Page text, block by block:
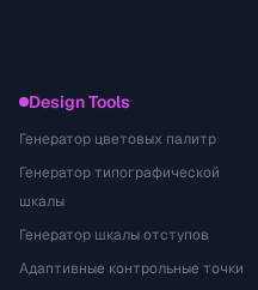
Design Tools
Генератор цветовых палитр
Генератор типографической
шкалы
Генератор шкалы отступов
Адаптивные контрольные точки